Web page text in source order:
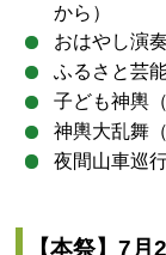
から）
おはやし演
ふるさと芸
子ども神輿
神輿大乱舞
夜間山車巡
【本祭】7月